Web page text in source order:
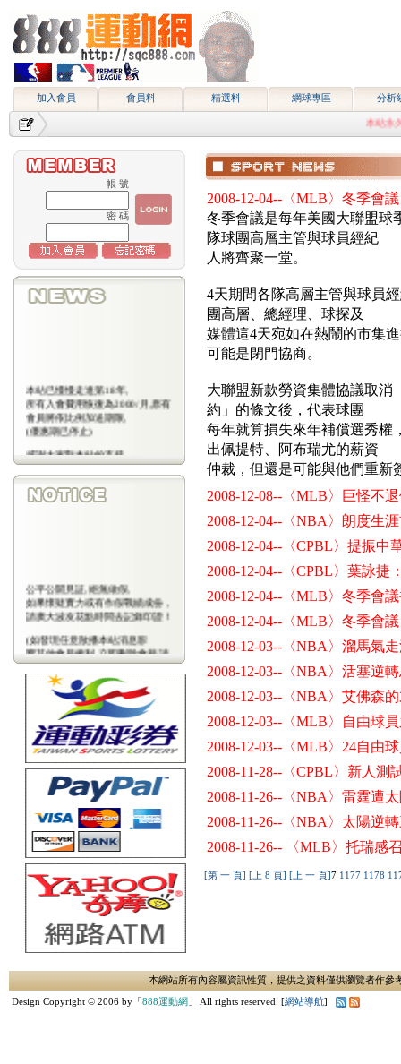
加入會員 會員料 精選料 網球專區 分析
本站永久
帳 號
密 碼
本站已慢慢走進第18年,
所有入會費用恢復為2000/月,原有
會員將依比例加送期限,
(優惠期已停止)
感謝大家對本站的支持
(包年優惠期已停止)
公平公開見証,絕無做假,
如果懷疑實力或有作假戰績成份，
請廣大波友花點時間去記錄印證！
(如發現任意散播本站消息影
響其他會員權利,立即刪除會藉,請
會
員注意)
2008-12-04--〈MLB〉冬季會
冬季會議是每年美國大聯盟球
隊球團高層主管與球員經紀
人將齊聚一堂。
4天期間各隊高層主管與球員
團高層、總經理、球探及
媒體這4天宛如在熱鬧的市集
可能是閉門協商。
大聯盟新款勞資集體協議取消
約」的條文後，代表球團
每年就算損失來年補償選秀權
出佩提特、阿布瑞尤的薪資
仲裁，但還是可能與他們重新
2008-12-08--〈MLB〉巨怪不
2008-12-04--〈NBA〉朗度生
2008-12-04--〈CPBL〉提振
2008-12-04--〈CPBL〉葉詠
2008-12-04--〈MLB〉冬季會
2008-12-04--〈MLB〉冬季會
2008-12-03--〈NBA〉溜馬氣
2008-12-03--〈NBA〉活塞逆
2008-12-03--〈NBA〉艾佛森
2008-12-03--〈MLB〉自由球
2008-12-03--〈MLB〉24自由
2008-11-28--〈CPBL〉新人測
2008-11-26--〈NBA〉雷霆遭
2008-11-26--〈NBA〉太陽逆
2008-11-26-- 〈MLB〉托瑞感
[第 一 頁] [上 8 頁] [上 一 頁]7 1177 1178
本網站所有內容屬資訊性質，提供之資料僅供瀏覽者作
Design Copyright © 2006 by「888運動網 」 All rights reserved. [網站導航]